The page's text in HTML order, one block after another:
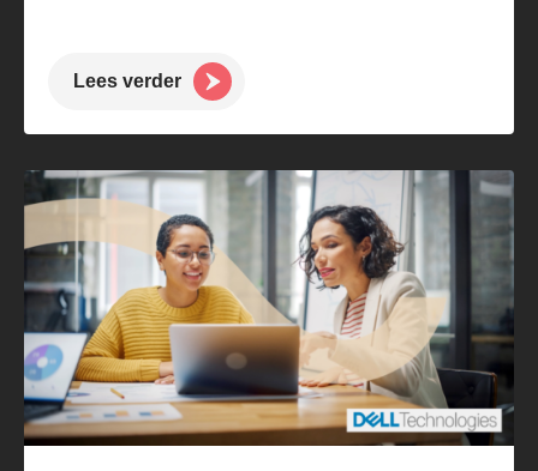
Lees verder